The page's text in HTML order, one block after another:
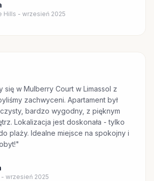
Hills - wrzesień 2025
się w Mulberry Court w Limassol z
zachwyceni. Apartament był
bardzo wygodny, z pięknym
Lokalizacja jest doskonała - tylko
plaży. Idealne miejsce na spokojny i
wrzesień 2025